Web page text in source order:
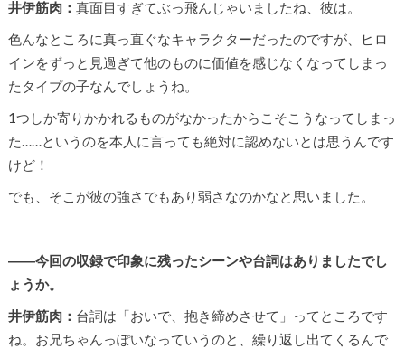
井伊筋肉： 真面目すぎてぶっ飛んじゃいましたね、彼は。
色んなところに真っ直ぐなキャラクターだったのですが、ヒロ
インをずっと見過ぎて他のものに価値を感じなくなってしまっ
たタイプの子なんでしょうね。
1つしか寄りかかれるものがなかったからこそこうなってしまっ
た……というのを本人に言っても絶対に認めないとは思うんです
けど！
でも、そこが彼の強さでもあり弱さなのかなと思いました。
――今回の収録で印象に残ったシーンや台詞はありましたでし
ょうか。
井伊筋肉： 台詞は「おいで、抱き締めさせて」ってところです
ね。お兄ちゃんっぽいなっていうのと、繰り返し出てくるんで